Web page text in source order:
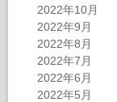
2022年10月
2022年9月
2022年8月
2022年7月
2022年6月
2022年5月